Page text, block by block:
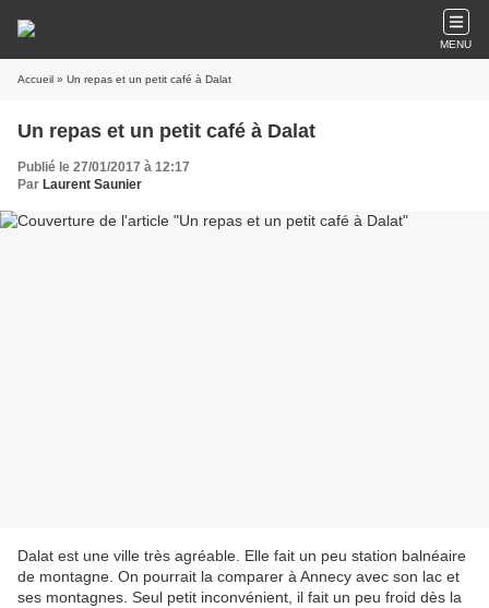
MENU
Accueil » Un repas et un petit café à Dalat
Un repas et un petit café à Dalat
Publié le 27/01/2017 à 12:17
Par Laurent Saunier
Dalat est une ville très agréable. Elle fait un peu station balnéaire
de montagne. On pourrait la comparer à Annecy avec son lac et
ses montagnes. Seul petit inconvénient, il fait un peu froid dès la